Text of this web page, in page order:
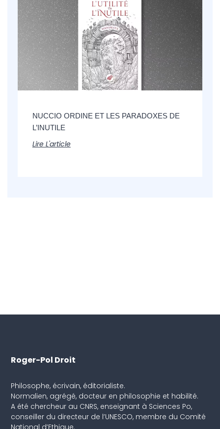
NUCCIO ORDINE ET LES PARADOXES DE
L’INUTILE
Lire L'article
Roger-Pol Droit
Philosophe, écrivain, éditorialiste.
Normalien, agrégé, docteur en philosophie et habilité.
A été chercheur au CNRS, enseignant à Sciences Po,
conseiller du directeur de l’UNESCO, membre du Comité